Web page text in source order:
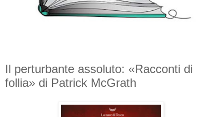
Il perturbante assoluto: «Racconti di
follia» di Patrick McGrath